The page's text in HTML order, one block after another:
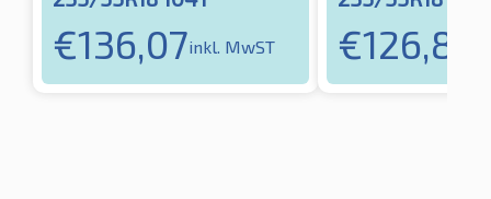
€136,07inkl. MwST €126,84